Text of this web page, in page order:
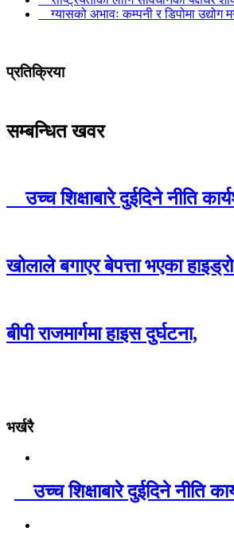
ग्यासको अभावः कम्पनी र डिपोमा उद्योग
प्रतिक्रिया
सम्बन्धित खवर
उच्च शिक्षाबारे दुईदिने नीति
खोलाले बगाएर बेपत्ता भएका
बीपी राजमार्गमा हाइस दुर्घटना,
भर्खरै
उच्च शिक्षाबारे दुईदिने नीति